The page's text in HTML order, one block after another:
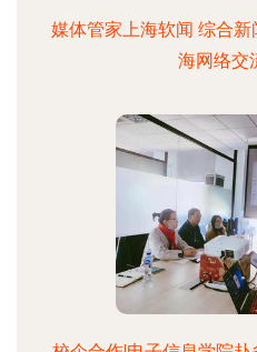
媒体管家上海软闻 综合
海网络交